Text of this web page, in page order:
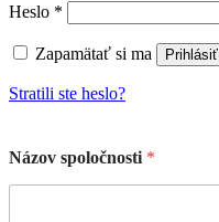
Heslo *
Zapamätať si ma Prihlásiť
Stratili ste heslo?
Názov spoločnosti *